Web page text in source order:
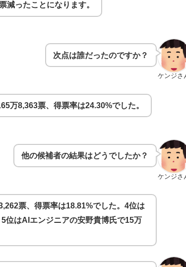
減ったことになります。
ケンジさ
次点は誰だったのですか？
万8,363票、得票率は24.30%でした。
ケンジさ
他の候補者の結果はどうでしたか？
票、得票率は18.81%でした。4位は
位はAIエンジニアの安野貴博氏で15万